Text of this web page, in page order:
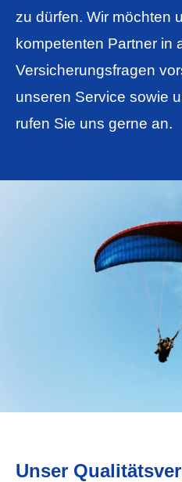
zu dürfen. Wir möchten
kompetenten Partner in
Versicherungsfragen
unseren Service sowie
rufen Sie uns gerne an.
Unser